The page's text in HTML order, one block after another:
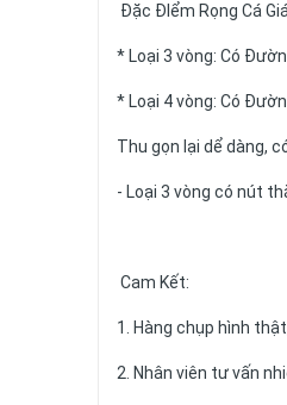
Đặc ĐIểm Rọng Cá
* Loại 3 vòng: Có
* Loại 4 vòng: Có
Thu gọn lại dể dàng,
- Loại 3 vòng có nút
Cam Kết:
1. Hàng chụp hình
2. Nhân viên tư vấn